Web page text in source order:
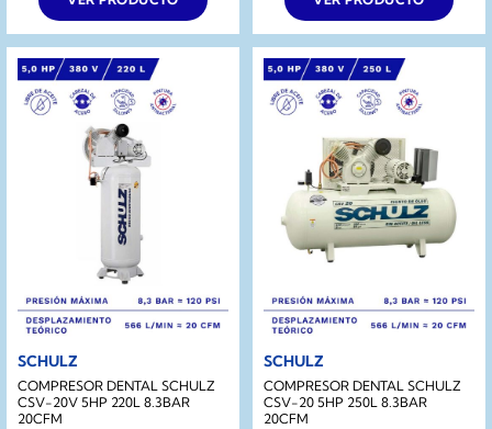
SCHULZ
COMPRESOR DENTAL SCHULZ
CSV-20V 5HP 220L 8.3BAR
20CFM
SCHULZ
COMPRESOR DENTAL SCHULZ
CSV-20 5HP 250L 8.3BAR
20CFM